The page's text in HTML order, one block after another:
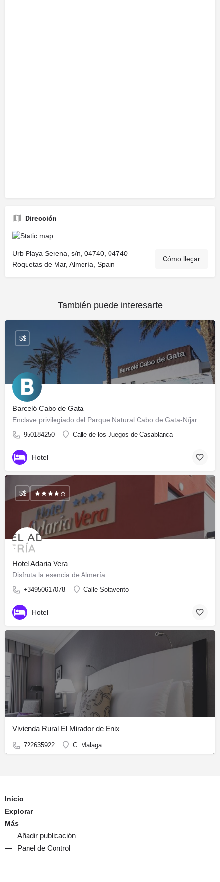
Dirección
Urb Playa Serena, s/n, 04740, 04740
Roquetas de Mar, Almería, Spain
Cómo llegar
También puede interesarte
Barceló Cabo de Gata
Enclave privilegiado del Parque Natural Cabo de Gata-Níjar
950184250 Calle de los Juegos de Casablanca
$$
Hotel
Hotel Adaria Vera
Disfruta la esencia de Almería
+34950617078 Calle Sotavento
$$
Hotel
Vivienda Rural El Mirador de Enix
722635922 C. Malaga
Inicio
Explorar
Más
Añadir publicación
Panel de Control